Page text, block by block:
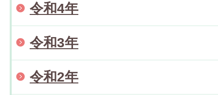
令和4年
令和3年
令和2年